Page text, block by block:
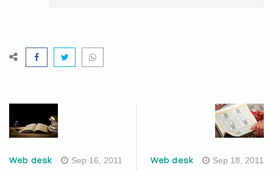
Web desk Sep 16, 2011 Web desk Sep 18, 2011